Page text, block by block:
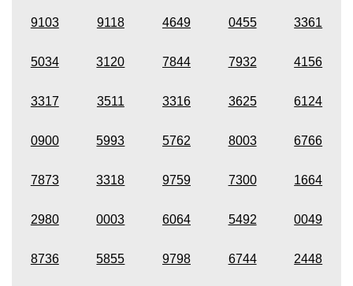
9103 9118 4649 0455 3361
5034 3120 7844 7932 4156
3317 3511 3316 3625 6124
0900 5993 5762 8003 6766
7873 3318 9759 7300 1664
2980 0003 6064 5492 0049
8736 5855 9798 6744 2448